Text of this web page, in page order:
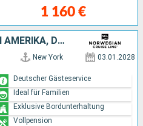
1 160 €
VEREINIGTE STAATEN VON AMERIKA, DOMINIKANISCHE REPUBLIK, PUERTO RICO
New York 03.01.2028
Deutscher Gästeservice
Ideal für Familien
Exklusive Bordunterhaltung
Vollpension